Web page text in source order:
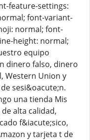
feature-settings:
font-variant-
normal; font-
height: normal;
equipo
dinero falso, dinero
Western Union y
sesi&oacute;n.
una tienda Mis
alta calidad,
f&iacute;sico,
y tarjeta t de